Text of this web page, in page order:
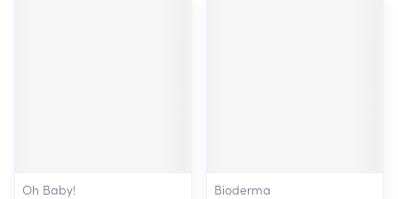
Oh Baby!
Bioderma